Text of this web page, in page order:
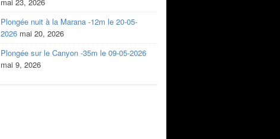
Plongée nuit à la Marana -12m le 20-05-
2026 mai 20, 2026
Plongée sur le Canyon -35m le 09-05-2026
mai 9, 2026